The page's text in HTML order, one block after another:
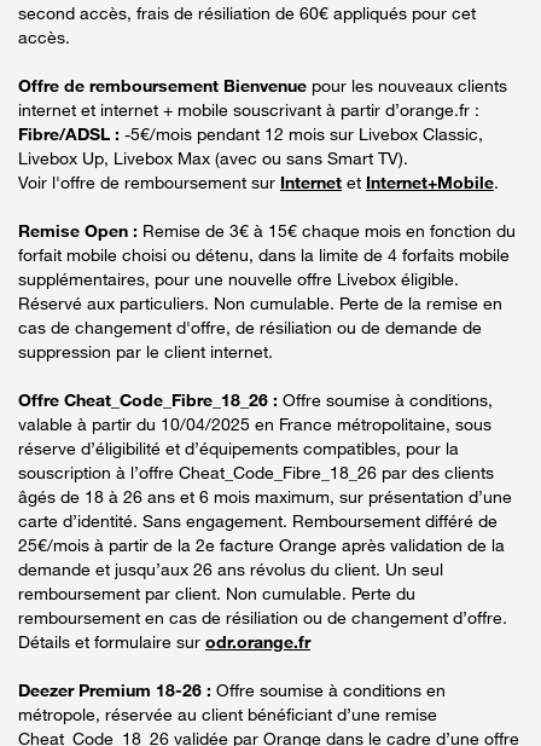
second accès, frais de résiliation de 60€ appliqués pour cet
accès.
Offre de remboursement Bienvenue pour les nouveaux clients
internet et internet + mobile souscrivant à partir d’orange.fr :
Fibre/ADSL : -5€/mois pendant 12 mois sur Livebox Classic,
Livebox Up, Livebox Max (avec ou sans Smart TV).
Voir l'offre de remboursement sur Internet et Internet+Mobile.
Remise Open : Remise de 3€ à 15€ chaque mois en fonction du
forfait mobile choisi ou détenu, dans la limite de 4 forfaits mobile
supplémentaires, pour une nouvelle offre Livebox éligible.
Réservé aux particuliers. Non cumulable. Perte de la remise en
cas de changement d'offre, de résiliation ou de demande de
suppression par le client internet.
Offre Cheat_Code_Fibre_18_26 : Offre soumise à conditions,
valable à partir du 10/04/2025 en France métropolitaine, sous
réserve d’éligibilité et d’équipements compatibles, pour la
souscription à l’offre Cheat_Code_Fibre_18_26 par des clients
âgés de 18 à 26 ans et 6 mois maximum, sur présentation d’une
carte d’identité. Sans engagement. Remboursement différé de
25€/mois à partir de la 2e facture Orange après validation de la
demande et jusqu’aux 26 ans révolus du client. Un seul
remboursement par client. Non cumulable. Perte du
remboursement en cas de résiliation ou de changement d’offre.
Détails et formulaire sur odr.orange.fr
Deezer Premium 18-26 : Offre soumise à conditions en
métropole, réservée au client bénéficiant d’une remise
Cheat_Code_18_26 validée par Orange dans le cadre d’une offre